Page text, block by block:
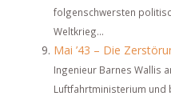
folgenschwersten
Weltkrieg...
Mai ’43 – Die
Ingenieur Barnes Wallis
Luftfahrtministerium und